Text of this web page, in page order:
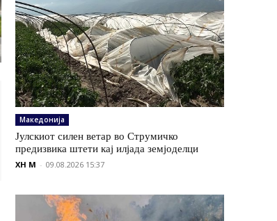
Македонија
Јулскиот силен ветар во Струмичко
предизвика штети кај илјада земјоделци
XH M - 09.08.2026 15:37